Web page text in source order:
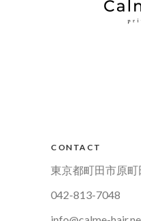
CONTACT
東京都町田市原
042-813-7048